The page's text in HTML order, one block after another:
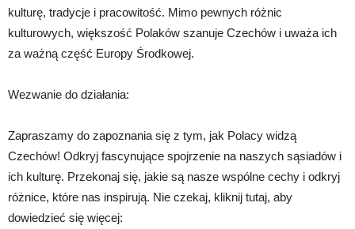
kulturę, tradycje i pracowitość. Mimo pewnych różnic
kulturowych, większość Polaków szanuje Czechów i uważa ich
za ważną część Europy Środkowej.
Wezwanie do działania:
Zapraszamy do zapoznania się z tym, jak Polacy widzą
Czechów! Odkryj fascynujące spojrzenie na naszych sąsiadów i
ich kulturę. Przekonaj się, jakie są nasze wspólne cechy i odkryj
różnice, które nas inspirują. Nie czekaj, kliknij tutaj, aby
dowiedzieć się więcej: